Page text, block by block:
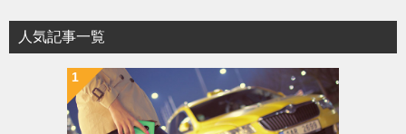
人気記事一覧